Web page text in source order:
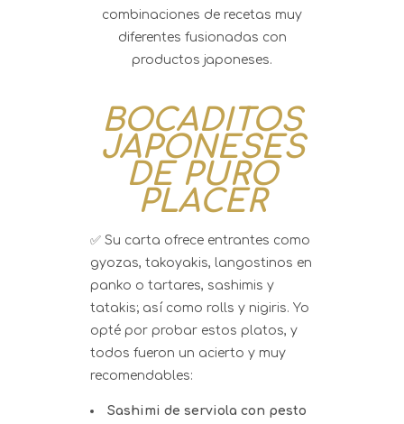
combinaciones de recetas muy
diferentes fusionadas con
productos japoneses.
BOCADITOS
JAPONESES
DE PURO
PLACER
✅ Su carta ofrece entrantes como
gyozas, takoyakis, langostinos en
panko o tartares, sashimis y
tatakis; así como rolls y nigiris. Yo
opté por probar estos platos, y
todos fueron un acierto y muy
recomendables:
Sashimi de serviola con pesto